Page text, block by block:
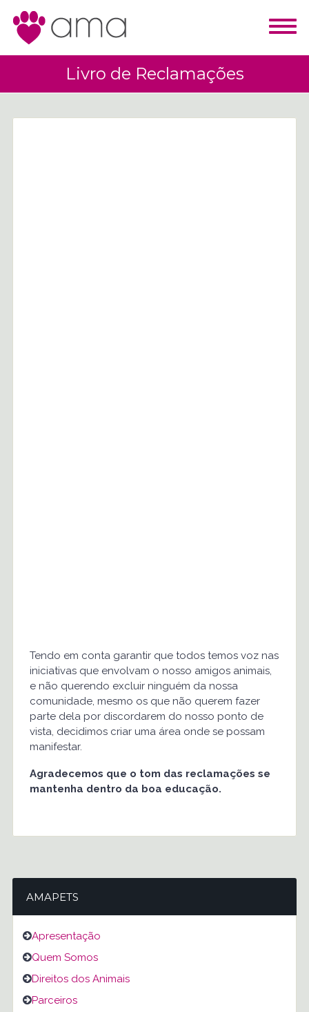
Livro de Reclamações
Tendo em conta garantir que todos temos voz nas
iniciativas que envolvam o nosso amigos animais,
e não querendo excluir ninguém da nossa
comunidade, mesmo os que não querem fazer
parte dela por discordarem do nosso ponto de
vista, decidimos criar uma área onde se possam
manifestar.
Agradecemos que o tom das reclamações se
mantenha dentro da boa educação.
AMAPETS
Apresentação
Quem Somos
Direitos dos Animais
Parceiros